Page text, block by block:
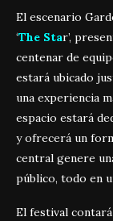
El escenario
‘The Star’,
centenar de
estará ubicado
una experiencia
espacio estará
y ofrecerá un
central genere
público, todo en
El festival